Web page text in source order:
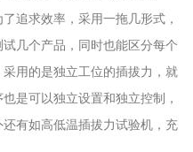
追求效率，采用一拖几形式，
几个产品，同时也能区分每个
用的是独立工位的插拔力，就
是可以独立设置和独立控制，
有如高低温插拔力试验机，充